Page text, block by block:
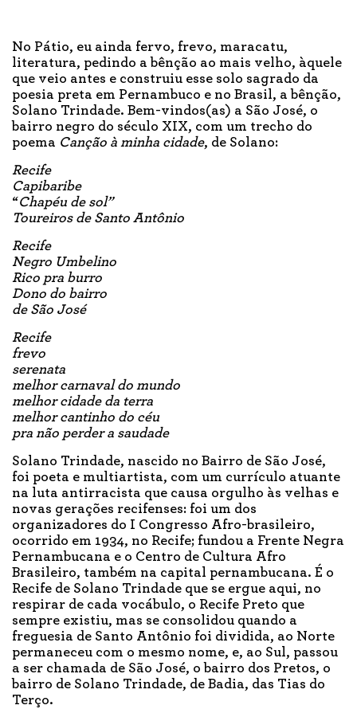
No Pátio, eu ainda fervo, frevo, maracatu,
literatura, pedindo a bênção ao mais velho, àquele
que veio antes e construiu esse solo sagrado da
poesia preta em Pernambuco e no Brasil, a bênção,
Solano Trindade. Bem-vindos(as) a São José, o
bairro negro do século XIX, com um trecho do
poema Canção à minha cidade, de Solano:
Recife
Capibaribe
“Chapéu de sol”
Toureiros de Santo Antônio
Recife
Negro Umbelino
Rico pra burro
Dono do bairro
de São José
Recife
frevo
serenata
melhor carnaval do mundo
melhor cidade da terra
melhor cantinho do céu
pra não perder a saudade
Solano Trindade, nascido no Bairro de São José,
foi poeta e multiartista, com um currículo atuante
na luta antirracista que causa orgulho às velhas e
novas gerações recifenses: foi um dos
organizadores do I Congresso Afro-brasileiro,
ocorrido em 1934, no Recife; fundou a Frente Negra
Pernambucana e o Centro de Cultura Afro
Brasileiro, também na capital pernambucana. É o
Recife de Solano Trindade que se ergue aqui, no
respirar de cada vocábulo, o Recife Preto que
sempre existiu, mas se consolidou quando a
freguesia de Santo Antônio foi dividida, ao Norte
permaneceu com o mesmo nome, e, ao Sul, passou
a ser chamada de São José, o bairro dos Pretos, o
bairro de Solano Trindade, de Badia, das Tias do
Terço.